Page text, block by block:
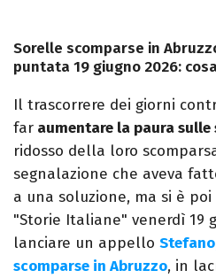
Sorelle scomparse in
puntata 19 giugno 2026:
Il trascorrere dei giorni
far aumentare la paura
ridosso della loro
segnalazione che aveva
a una soluzione, ma si è
"Storie Italiane" venerdì 19
lanciare un appello
scomparse in Abruzzo, in